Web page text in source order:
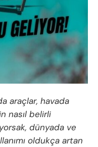
araçlar, havada
nasıl belirli
dünyada ve
oldukça artan